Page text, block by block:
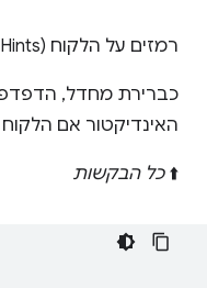
רמזים על הלקוח (Client Hints) לגבי הסוכן המשתמש מופעלים כברירת מחדל ב-Chrome מגרסה 89 ואילך.
כברירת מחדל,
האינדיקטור אם הלקוח
⬆️כל הבקשות